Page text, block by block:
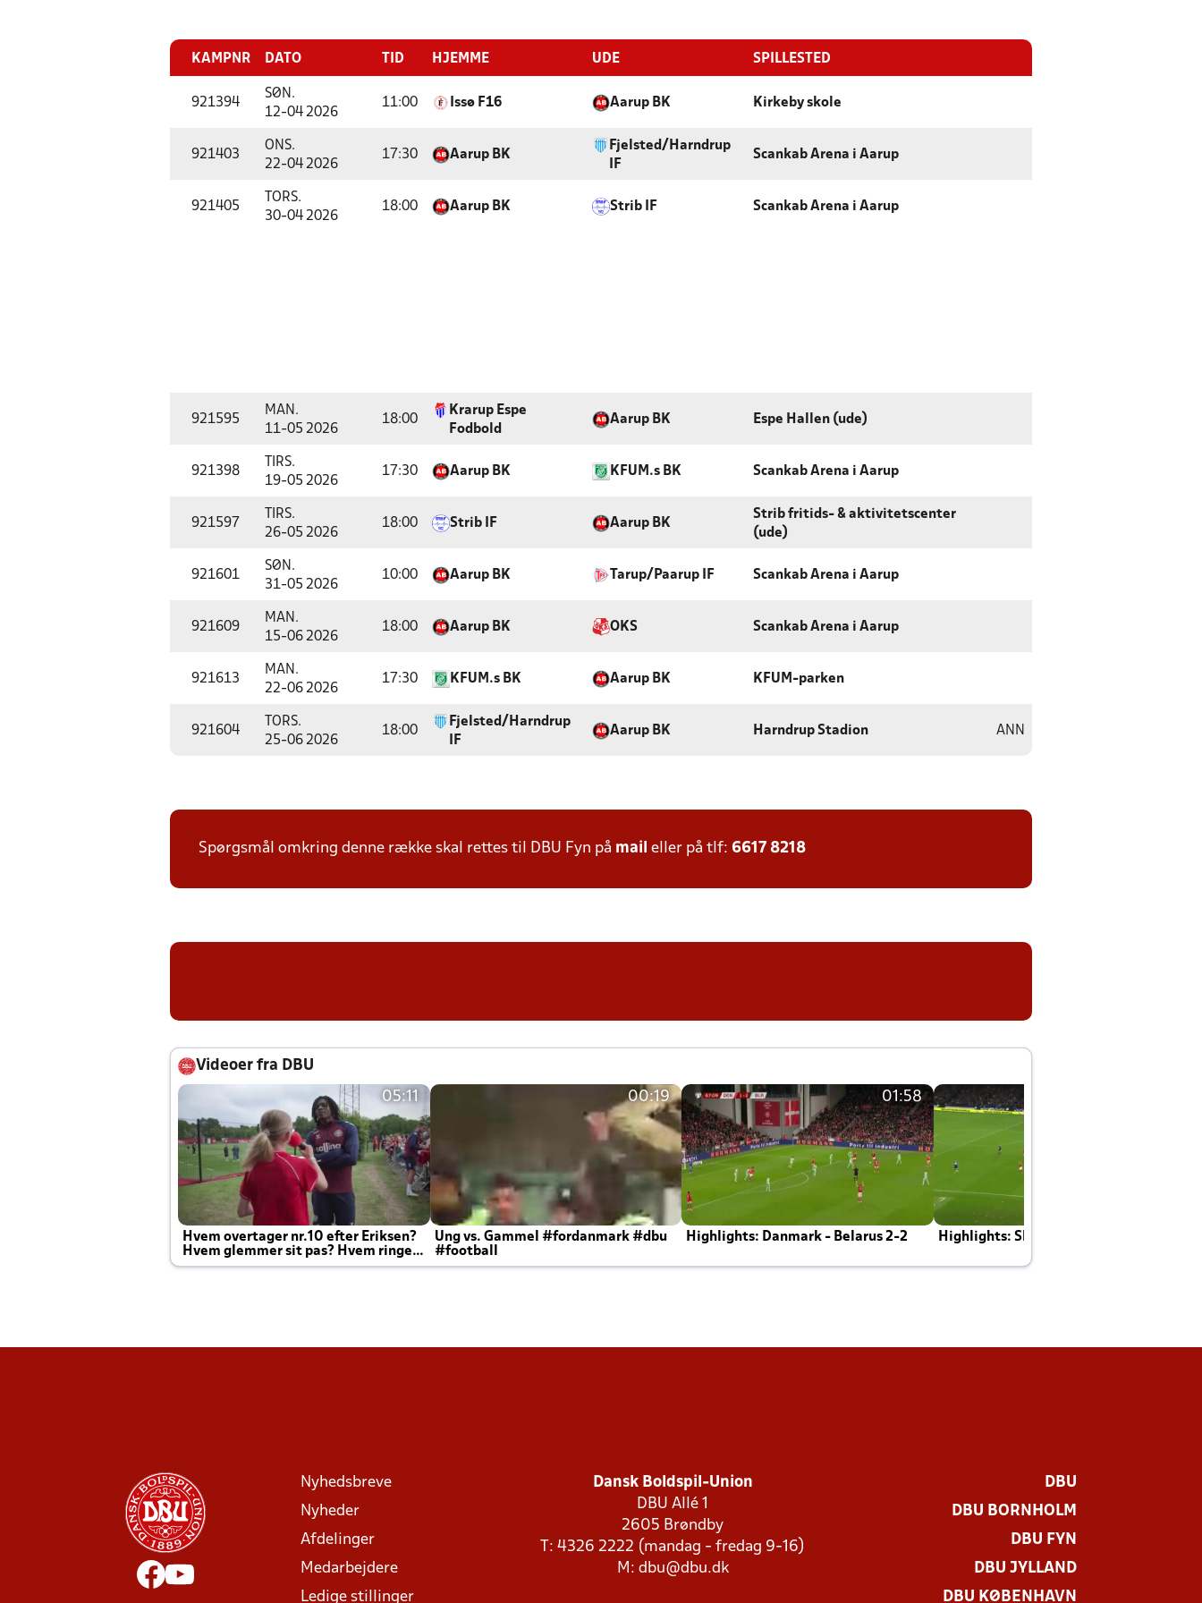
KAMPNR DATO TID HJEMME UDE SPILLESTED
921394
SØN.
12-04 2026
11:00 Issø F16 Aarup BK Kirkeby skole
921403
ONS.
22-04 2026
17:30 Aarup BK
Fjelsted/Harndrup
IF
Scankab Arena i Aarup
921405
TORS.
30-04 2026
18:00 Aarup BK Strib IF Scankab Arena i Aarup
921595
MAN.
11-05 2026
18:00
Krarup Espe
Fodbold
Aarup BK Espe Hallen (ude)
921398
TIRS.
19-05 2026
17:30 Aarup BK KFUM.s BK Scankab Arena i Aarup
921597
TIRS.
26-05 2026
18:00 Strib IF Aarup BK
Strib fritids- & aktivitetscenter
(ude)
921601
SØN.
31-05 2026
10:00 Aarup BK Tarup/Paarup IF Scankab Arena i Aarup
921609
MAN.
15-06 2026
18:00 Aarup BK OKS Scankab Arena i Aarup
921613
MAN.
22-06 2026
17:30 KFUM.s BK Aarup BK KFUM-parken
921604
TORS.
25-06 2026
18:00
Fjelsted/Harndrup
IF
Aarup BK Harndrup Stadion ANN
Spørgsmål omkring denne række skal rettes til DBU Fyn på mail eller på tlf: 6617 8218
Videoer fra DBU
05:11
Hvem overtager nr.10 efter Eriksen?
Hvem glemmer sit pas? Hvem ringer
Joachim altid til efter kampe?
00:19
Ung vs. Gammel #fordanmark #dbu
#football
01:58
Highlights: Danmark - Belarus 2-2 Highlights: Skotland - Danmark 4-2
Nyhedsbreve
Nyheder
Afdelinger
Medarbejdere
Ledige stillinger
Dansk Boldspil-Union
DBU Allé 1
2605 Brøndby
T: 4326 2222 (mandag - fredag 9-16)
M: dbu@dbu.dk
DBU
DBU BORNHOLM
DBU FYN
DBU JYLLAND
DBU KØBENHAVN